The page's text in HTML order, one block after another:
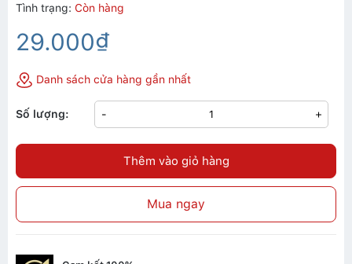
Tình trạng: Còn hàng
29.000₫
Danh sách cửa hàng gần nhất
Số lượng: - +
Thêm vào giỏ hàng
Mua ngay